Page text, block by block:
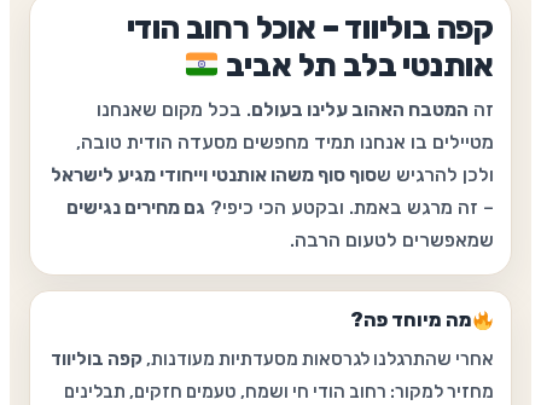
קפה בוליווד – אוכל רחוב הודי
אותנטי בלב תל אביב
זה המטבח האהוב עלינו בעולם. בכל מקום שאנחנו
מטיילים בו אנחנו תמיד מחפשים מסעדה הודית טובה,
ולכן להרגיש שסוף סוף משהו אותנטי וייחודי מגיע לישראל
– זה מרגש באמת. ובקטע הכי כיפי? גם מחירים נגישים
שמאפשרים לטעום הרבה.
מה מיוחד פה?
אחרי שהתרגלנו לגרסאות מסעדתיות מעודנות,קפה בוליווד
מחזיר למקור: רחוב הודי חי ושמח, טעמים חזקים, תבלינים